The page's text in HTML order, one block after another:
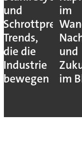
und
Schrottpreise:
Trends,
die die
Industrie
bewegen
im
und
im